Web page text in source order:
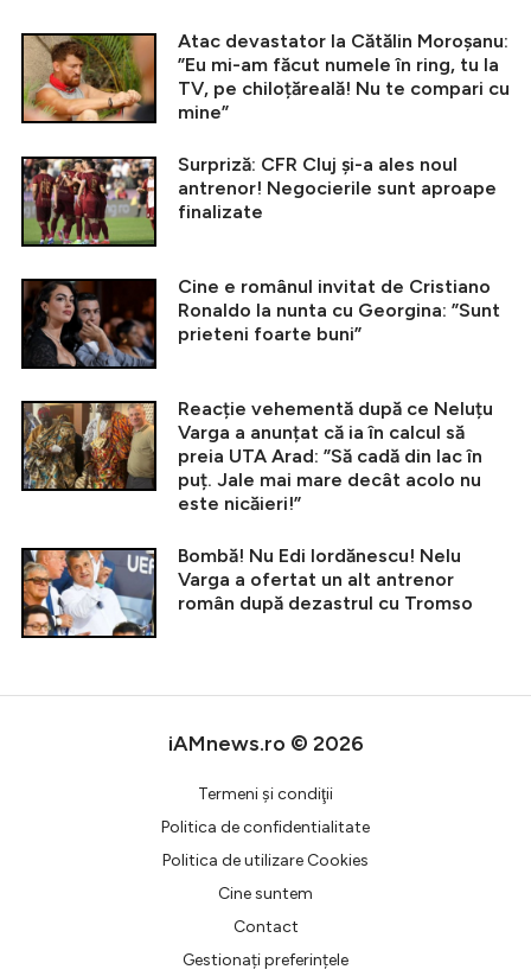
Atac devastator la Cătălin Moroșanu:
”Eu mi-am făcut numele în ring, tu la
TV, pe chiloțăreală! Nu te compari cu
mine”
Surpriză: CFR Cluj și-a ales noul
antrenor! Negocierile sunt aproape
finalizate
Cine e românul invitat de Cristiano
Ronaldo la nunta cu Georgina: ”Sunt
prieteni foarte buni”
Reacție vehementă după ce Neluțu
Varga a anunțat că ia în calcul să
preia UTA Arad: ”Să cadă din lac în
puț. Jale mai mare decât acolo nu
este nicăieri!”
Bombă! Nu Edi Iordănescu! Nelu
Varga a ofertat un alt antrenor
român după dezastrul cu Tromso
iAMnews.ro © 2026
Termeni şi condiţii
Politica de confidentialitate
Politica de utilizare Cookies
Cine suntem
Contact
Gestionați preferințele